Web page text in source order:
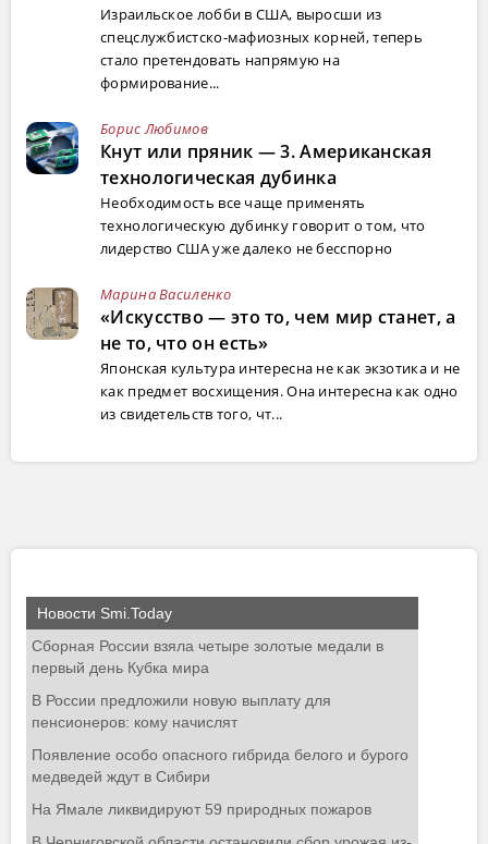
Израильское лобби в США, выросши из
спецслужбистско-мафиозных корней, теперь
стало претендовать напрямую на
формирование...
Борис Любимов
Кнут или пряник — 3. Американская
технологическая дубинка
Необходимость все чаще применять
технологическую дубинку говорит о том, что
лидерство США уже далеко не бесспорно
Марина Василенко
«Искусство — это то, чем мир станет, а
не то, что он есть»
Японская культура интересна не как экзотика и не
как предмет восхищения. Она интересна как одно
из свидетельств того, чт...